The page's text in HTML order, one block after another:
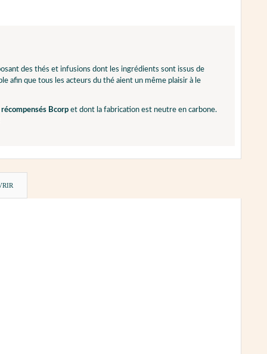
des thés et infusions dont les ingrédients sont issus de
afin que tous les acteurs du thé aient un même plaisir à le
Bcorp et dont la fabrication est neutre en carbone.